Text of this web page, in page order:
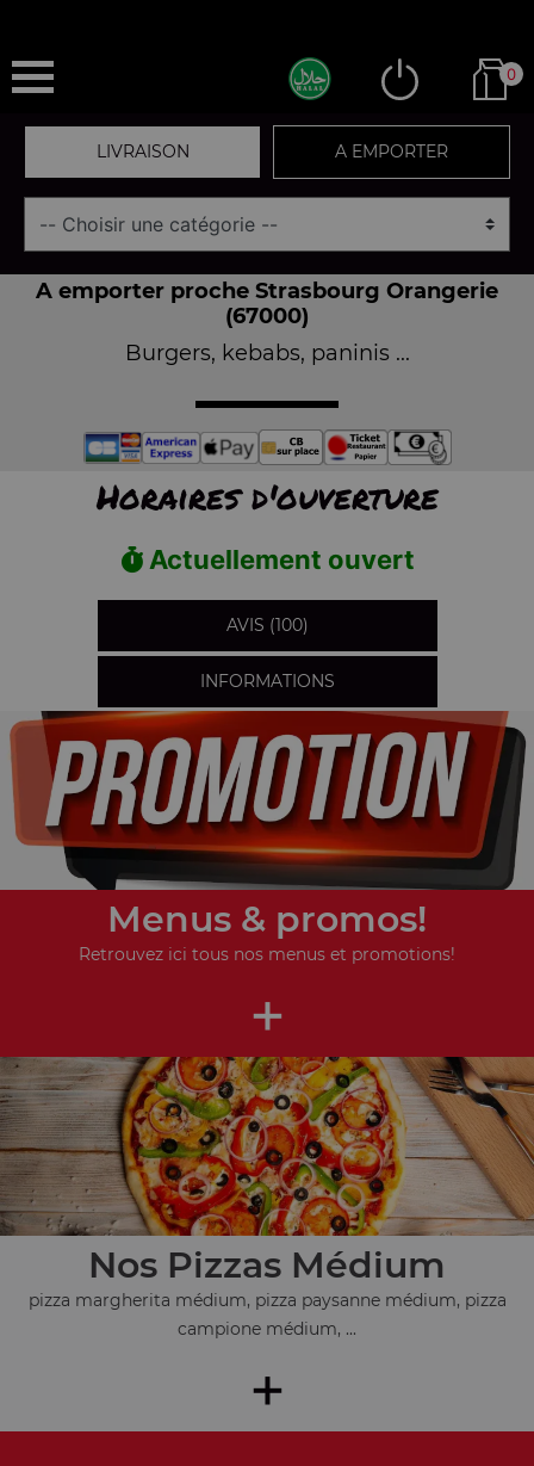
0
LIVRAISON A EMPORTER
A emporter proche Strasbourg Orangerie
(67000)
Burgers, kebabs, paninis ...
Horaires d'ouverture
Actuellement ouvert
AVIS (100)
INFORMATIONS
Menus & promos!
Retrouvez ici tous nos menus et promotions!
+
Nos Pizzas Médium
pizza margherita médium, pizza paysanne médium, pizza
campione médium, ...
+